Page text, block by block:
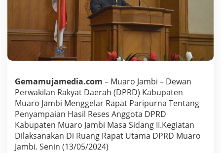
A
e
l
i
h
a
n
D
a
p
Gemamujamedia.com – Muaro Jambi – Dewan
Perwakilan Rakyat Daerah (DPRD) Kabupaten
Muaro Jambi Menggelar Rapat Paripurna Tentang
Penyampaian Hasil Reses Anggota DPRD
Kabupaten Muaro Jambi Masa Sidang II.Kegiatan
Dilaksanakan Di Ruang Rapat Utama DPRD Muaro
Jambi. Senin (13/05/2024)